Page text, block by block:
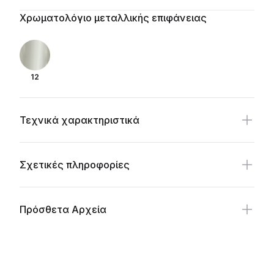
Additional details
Χρωματολόγιο μεταλλικής επιφάνειας
12
Τεχνικά χαρακτηριστικά
Σχετικές πληροφορίες
Πρόσθετα Αρχεία